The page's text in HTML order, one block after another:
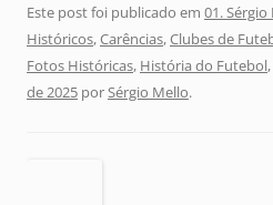
Este post foi publicado em 01. Sérgio
Históricos,Carências,Clubes de
Fotos Históricas, História do Futebol,
de 2025 por Sérgio Mello.